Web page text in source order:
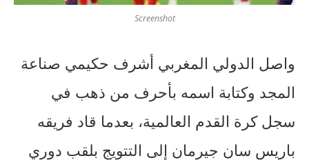
Screenshot
واصل الدولي المغربي أشرف حكيمي صناعة
المجد وكتابة اسمه بأحرف من ذهب في
سجل كرة القدم العالمية، بعدما قاد فريقه
باريس سان جيرمان إلى التتويج بلقب دوري